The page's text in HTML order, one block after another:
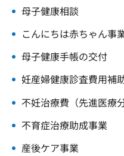
母子健康相談
こんにちは赤ちゃん事
母子健康手帳の交付
妊産婦健康診査費用補
不妊治療費（先進医療
不育症治療助成事業
産後ケア事業